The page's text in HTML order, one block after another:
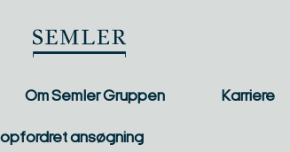
Om Semler Gruppen Karriere
ansøgning